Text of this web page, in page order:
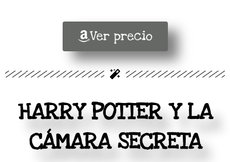
Ver precio
HARRY POTTER Y LA
CÁMARA SECRETA